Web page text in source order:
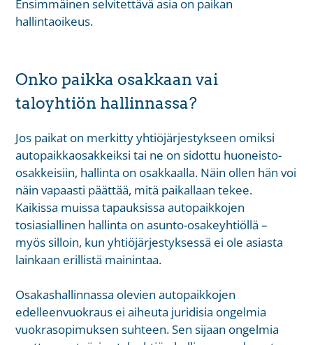
Ensimmäinen selvitettävä asia on paikan
hallintaoikeus.
Onko paikka osakkaan vai
taloyhtiön hallinnassa?
Jos paikat on merkitty yhtiöjärjestykseen omiksi
autopaikkaosakkeiksi tai ne on sidottu huoneisto-
osakkeisiin, hallinta on osakkaalla. Näin ollen hän voi
näin vapaasti päättää, mitä paikallaan tekee.
Kaikissa muissa tapauksissa autopaikkojen
tosiasiallinen hallinta on asunto-osakeyhtiöllä –
myös silloin, kun yhtiöjärjestyksessä ei ole asiasta
lainkaan erillistä mainintaa.
Osakashallinnassa olevien autopaikkojen
edelleenvuokraus ei aiheuta juridisia ongelmia
vuokrasopimuksen suhteen. Sen sijaan ongelmia